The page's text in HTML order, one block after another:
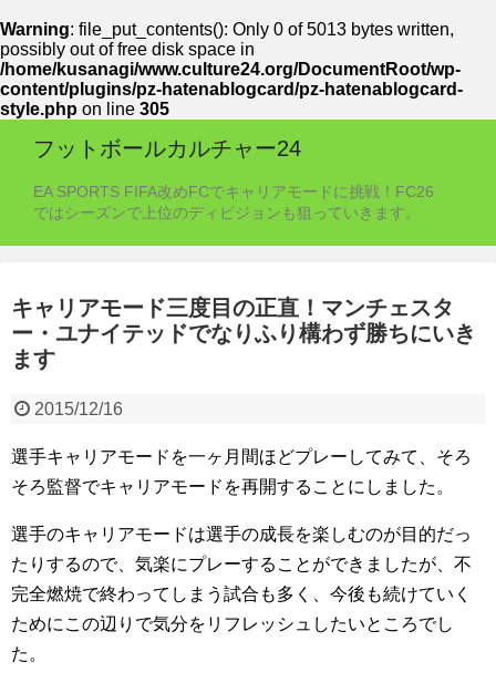
Warning: file_put_contents(): Only 0 of 5013 bytes written,
possibly out of free disk space in
/home/kusanagi/www.culture24.org/DocumentRoot/wp-
content/plugins/pz-hatenablogcard/pz-hatenablogcard-
style.php on line 305
フットボールカルチャー24
EA SPORTS FIFA改めFCでキャリアモードに挑戦！FC26
ではシーズンで上位のディビジョンも狙っていきます。
キャリアモード三度目の正直！マンチェスタ
ー・ユナイテッドでなりふり構わず勝ちにいき
ます
2015/12/16
選手キャリアモードを一ヶ月間ほどプレーしてみて、そろ
そろ監督でキャリアモードを再開することにしました。
選手のキャリアモードは選手の成長を楽しむのが目的だっ
たりするので、気楽にプレーすることができましたが、不
完全燃焼で終わってしまう試合も多く、今後も続けていく
ためにこの辺りで気分をリフレッシュしたいところでし
た。